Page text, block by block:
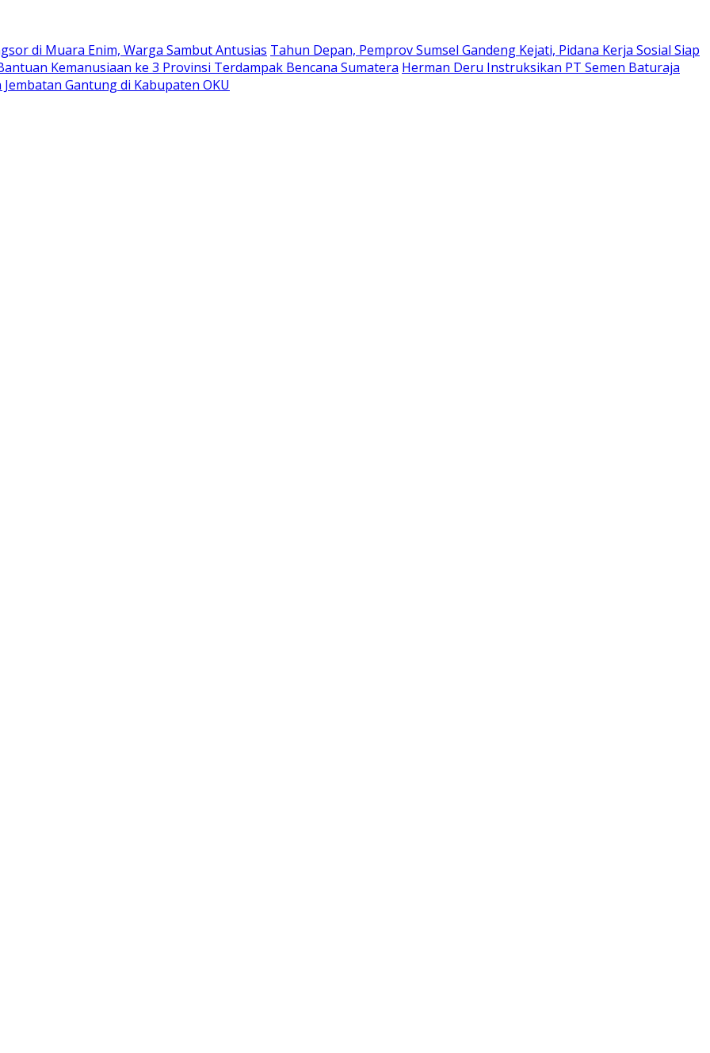
di Muara Enim, Warga Sambut Antusias Tahun Depan, Pemprov Sumsel Gandeng Kejati, Pidana Kerja Sosial Siap
Kemanusiaan ke 3 Provinsi Terdampak Bencana Sumatera Herman Deru Instruksikan PT Semen Baturaja
Gantung di Kabupaten OKU